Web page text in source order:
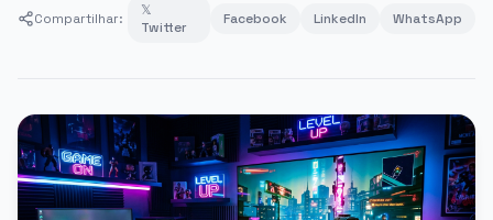
Compartilhar:
𝕏
Twitter
Facebook LinkedIn WhatsApp